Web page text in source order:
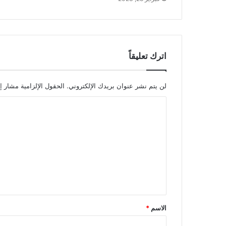
اترك تعليقاً
لن يتم نشر عنوان بريدك الإلكتروني. الحقول الإلزامية مشار
ق
*
الاسم *